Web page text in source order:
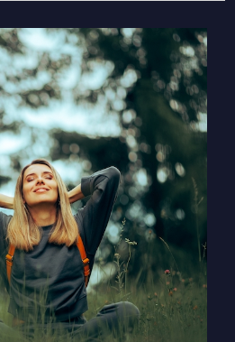
מרגישה
שהכל
יותר
מדי?
מצאי
קלות
ושמחה
עם
חוכמת
מזל